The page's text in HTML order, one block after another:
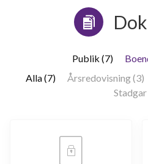
Publik (7)
Alla (7)
Årsredovisning (3)
Stadgar